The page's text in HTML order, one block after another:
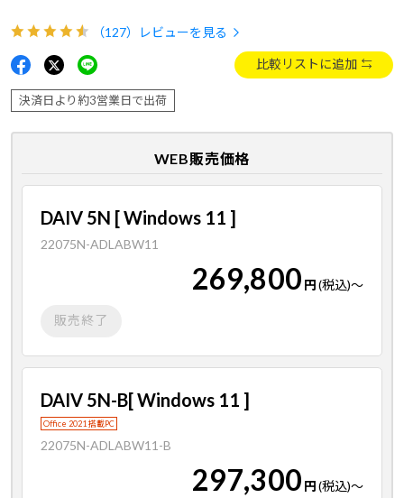
（127） レビューを見る
比較リストに追加
決済日より約3営業日で出荷
WEB販売価格
DAIV 5N [ Windows 11 ]
22075N-ADLABW11
269,800 円(税込)～
販売終了
DAIV 5N-B[ Windows 11 ]
Office 2021 搭載PC
22075N-ADLABW11-B
297,300 円(税込)～